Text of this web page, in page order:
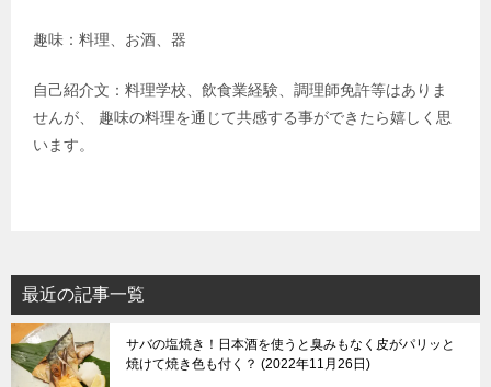
趣味：料理、お酒、器
自己紹介文：料理学校、飲食業経験、調理師免許等はありま
せんが、 趣味の料理を通じて共感する事ができたら嬉しく思
います。
最近の記事一覧
サバの塩焼き！日本酒を使うと臭みもなく皮がパリッと
焼けて焼き色も付く？
2022年11月26日